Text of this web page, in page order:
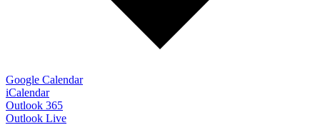
Google Calendar
iCalendar
Outlook 365
Outlook Live